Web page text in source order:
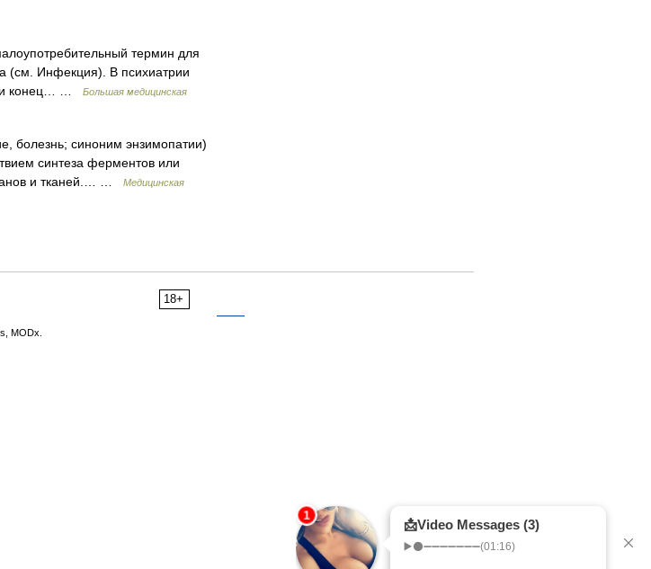
термин для
(см. Инфекция). В психиатрии
конец… …
Большая медицинская
болезнь; синоним энзимопатии)
синтеза ферментов или
и тканей.… …
Медицинская
18+
MODx.